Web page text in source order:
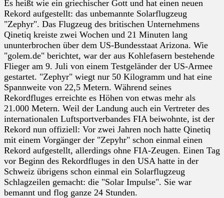
Es heißt wie ein griechischer Gott und hat einen neuen
Rekord aufgestellt: das unbemannte Solarflugzeug
"Zephyr". Das Flugzeug des britischen Unternehmens
Qinetiq kreiste zwei Wochen und 21 Minuten lang
ununterbrochen über dem US-Bundesstaat Arizona. Wie
"golem.de" berichtet, war der aus Kohlefasern bestehende
Flieger am 9. Juli von einem Testgeländer der US-Armee
gestartet. "Zephyr" wiegt nur 50 Kilogramm und hat eine
Spannweite von 22,5 Metern. Während seines
Rekordfluges erreichte es Höhen von etwas mehr als
21.000 Metern. Weil der Landung auch ein Vertreter des
internationalen Luftsportverbandes FIA beiwohnte, ist der
Rekord nun offiziell: Vor zwei Jahren noch hatte Qinetiq
mit einem Vorgänger der "Zepyhr" schon einmal einen
Rekord aufgestellt, allerdings ohne FIA-Zeugen. Einen Tag
vor Beginn des Rekordfluges in den USA hatte in der
Schweiz übrigens schon einmal ein Solarflugzeug
Schlagzeilen gemacht: die "Solar Impulse". Sie war
bemannt und flog ganze 24 Stunden.